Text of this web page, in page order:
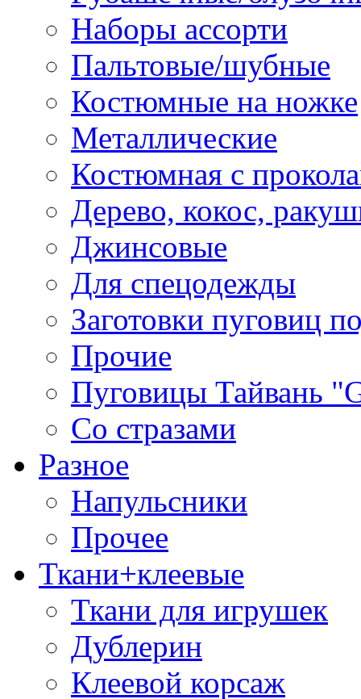
Наборы ассорти
Пальтовые/шубные
Костюмные на ножке
Металлические
Костюмная с
Дерево, кокос,
Джинсовые
Для спецодежды
Заготовки пуговиц
Прочие
Пуговицы Тайвань
Со стразами
Разное
Напульсники
Прочее
Ткани+клеевые
Ткани для игрушек
Дублерин
Клеевой корсаж